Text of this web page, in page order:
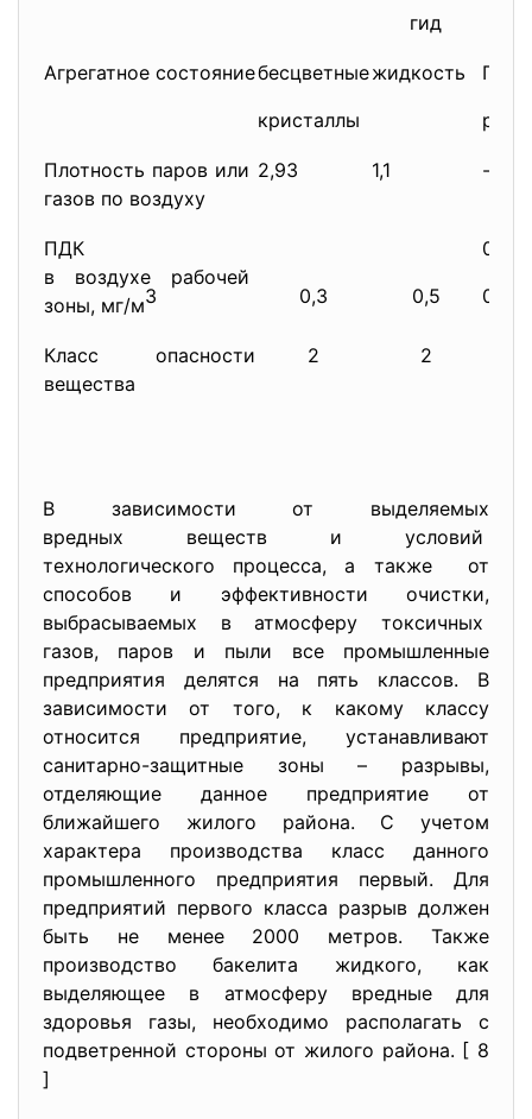
гид
Агрегатное состояниебесцветные
кристаллы
жидкость
Плотность паров или
газов по воздуху
2,93 1,1 -
ПДК
в воздухе рабочей
зоны, мг/м3 0,3 0,5
Класс опасности
вещества
2 2
В зависимости от выделяемых
вредных веществ и условий
технологического процесса, а также от
способов и эффективности очистки,
выбрасываемых в атмосферу токсичных
газов, паров и пыли все промышленные
предприятия делятся на пять классов. В
зависимости от того, к какому классу
относится предприятие, устанавливают
санитарно-защитные зоны – разрывы,
отделяющие данное предприятие от
ближайшего жилого района. С учетом
характера производства класс данного
промышленного предприятия первый. Для
предприятий первого класса разрыв должен
быть не менее 2000 метров. Также
производство бакелита жидкого, как
выделяющее в атмосферу вредные для
здоровья газы, необходимо располагать с
подветренной стороны от жилого района. [ 8
]